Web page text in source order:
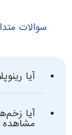
سوالات
آیا
آیا
مشاهده